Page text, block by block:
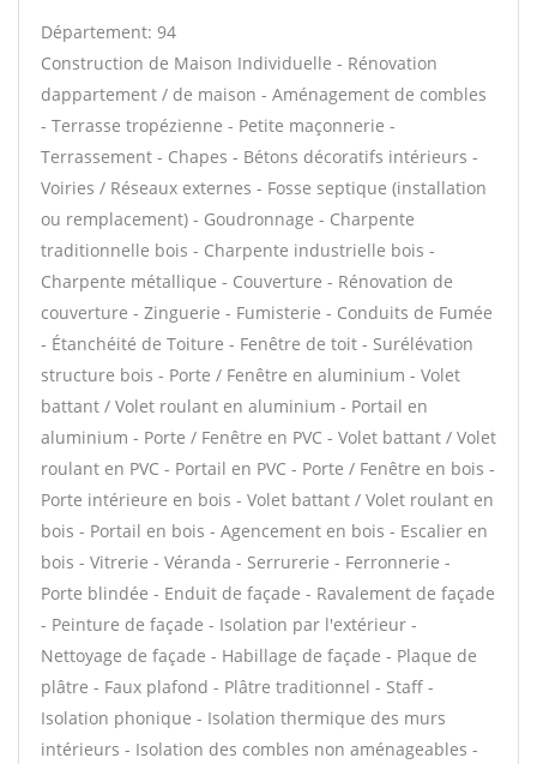
Département: 94
Construction de Maison Individuelle - Rénovation
dappartement / de maison - Aménagement de combles
- Terrasse tropézienne - Petite maçonnerie -
Terrassement - Chapes - Bétons décoratifs intérieurs -
Voiries / Réseaux externes - Fosse septique (installation
ou remplacement) - Goudronnage - Charpente
traditionnelle bois - Charpente industrielle bois -
Charpente métallique - Couverture - Rénovation de
couverture - Zinguerie - Fumisterie - Conduits de Fumée
- Étanchéité de Toiture - Fenêtre de toit - Surélévation
structure bois - Porte / Fenêtre en aluminium - Volet
battant / Volet roulant en aluminium - Portail en
aluminium - Porte / Fenêtre en PVC - Volet battant / Volet
roulant en PVC - Portail en PVC - Porte / Fenêtre en bois -
Porte intérieure en bois - Volet battant / Volet roulant en
bois - Portail en bois - Agencement en bois - Escalier en
bois - Vitrerie - Véranda - Serrurerie - Ferronnerie -
Porte blindée - Enduit de façade - Ravalement de façade
- Peinture de façade - Isolation par l'extérieur -
Nettoyage de façade - Habillage de façade - Plaque de
plâtre - Faux plafond - Plâtre traditionnel - Staff -
Isolation phonique - Isolation thermique des murs
intérieurs - Isolation des combles non aménageables -